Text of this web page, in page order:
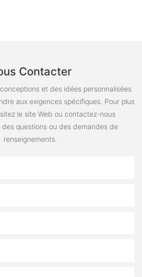
Contacter
et des idées personnalisées
aux exigences spécifiques. Pour plus
le site Web ou contactez-nous
questions ou des demandes de
renseignements.